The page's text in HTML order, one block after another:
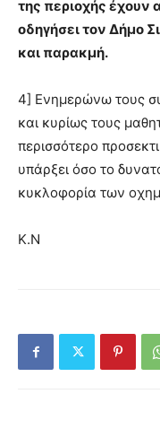
της περιοχής έχουν
οδηγήσει τον Δήμο
και παρακμή.
4] Ενημερώνω τους
και κυρίως τους
περισσότερο
υπάρξει όσο το
κυκλοφορία των
Κ.Ν